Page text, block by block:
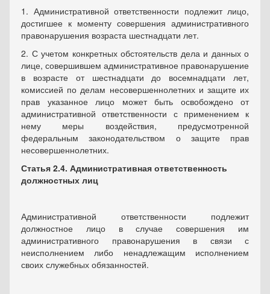
1. Административной ответственности подлежит лицо,
достигшее к моменту совершения административного
правонарушения возраста шестнадцати лет.
2. С учетом конкретных обстоятельств дела и данных о
лице, совершившем административное правонарушение
в возрасте от шестнадцати до восемнадцати лет,
комиссией по делам несовершеннолетних и защите их
прав указанное лицо может быть освобождено от
административной ответственности с применением к
нему меры воздействия, предусмотренной
федеральным законодательством о защите прав
несовершеннолетних.
Статья 2.4. Административная ответственность
должностных лиц
Административной ответственности подлежит
должностное лицо в случае совершения им
административного правонарушения в связи с
неисполнением либо ненадлежащим исполнением
своих служебных обязанностей.